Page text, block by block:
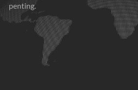
penting.